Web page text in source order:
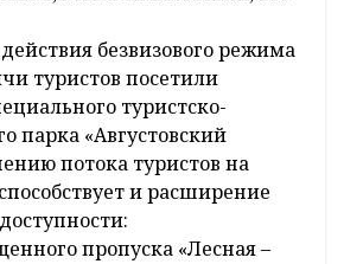
безвизового режима
туристов посетили
туристско-
парка «Августовский
потока туристов на
и расширение
пропуска «Лесная –